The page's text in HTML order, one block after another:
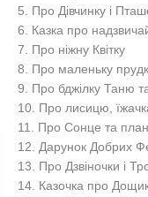
5. Про Дівчинку і
6. Казка про
7. Про ніжну Квітку
8. Про маленьку
9. Про бджілку Таню та
10. Про лисицю,
11. Про Сонце та
12. Дарунок Добрих
13. Про Дзвіночки і
14. Казочка про